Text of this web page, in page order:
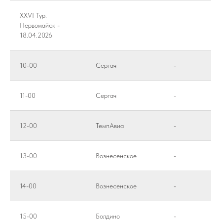
XXVI Тур.
Первомайск -
18.04.2026
10-00 Сергач -
11-00 Сергач -
12-00 ТемпАвиа -
13-00 Вознесенское -
14-00 Вознесенское -
15-00 Болдино -